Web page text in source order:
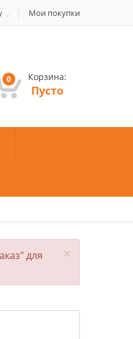
Мои покупки
0 Корзина:
Пусто
×
для